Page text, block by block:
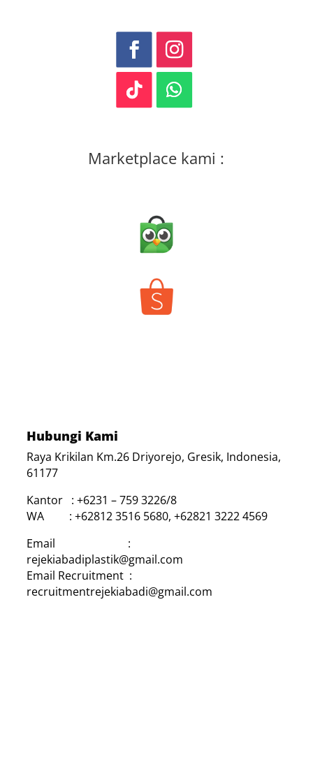
Marketplace kami :
Hubungi Kami
Raya Krikilan Km.26 Driyorejo, Gresik, Indonesia,
61177
Kantor : +6231 – 759 3226/8
WA : +62812 3516 5680, +62821 3222 4569
Email :
rejekiabadiplastik@gmail.com
Email Recruitment :
recruitmentrejekiabadi@gmail.com